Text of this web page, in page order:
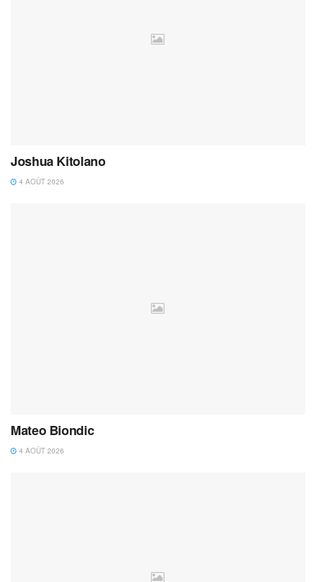
Joshua Kitolano
4 AOÛT 2026
Mateo Biondic
4 AOÛT 2026